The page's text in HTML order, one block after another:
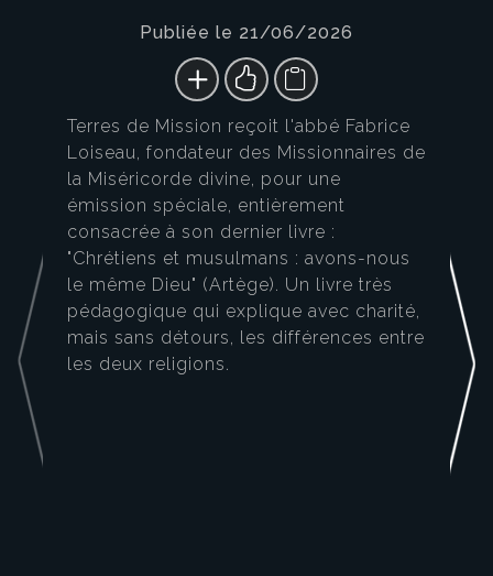
Publiée le 21/06/2026
Terres de Mission reçoit l'abbé Fabrice
Loiseau, fondateur des Missionnaires de
la Miséricorde divine, pour une
émission spéciale, entièrement
consacrée à son dernier livre :
"Chrétiens et musulmans : avons-nous
le même Dieu" (Artège). Un livre très
pédagogique qui explique avec charité,
mais sans détours, les différences entre
les deux religions.